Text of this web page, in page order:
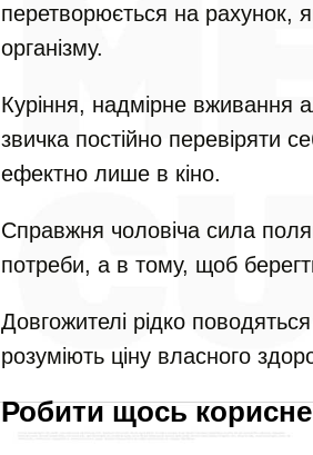
перетворюється на рахунок,
організму.
Куріння, надмірне вживання
звичка постійно перевіряти
ефектно лише в кіно.
Справжня чоловіча сила
потреби, а в тому, щоб
Довгожителі рідко
розуміють ціну власного
Робити щось